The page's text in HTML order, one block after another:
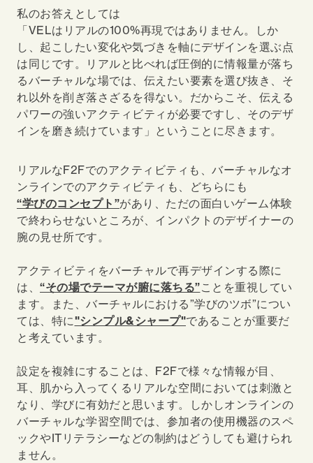
私のお答えとしては
「VELはリアルの100%再現ではありません。しか
し、起こしたい変化や気づきを軸にデザインを選ぶ点
は同じです。リアルと比べれば圧倒的に情報量が落ち
るバーチャルな場では、伝えたい要素を選び抜き、そ
れ以外を削ぎ落さざるを得ない。だからこそ、伝える
パワーの強いアクティビティが必要ですし、そのデザ
インを磨き続けています」ということに尽きます。
リアルなF2Fでのアクティビティも、バーチャルなオ
ンラインでのアクティビティも、どちらにも
“学びのコンセプト”があり、ただの面白いゲーム体験
で終わらせないところが、インパクトのデザイナーの
腕の見せ所です。
アクティビティをバーチャルで再デザインする際に
は、 “その場でテーマが腑に落ちる”ことを重視してい
ます。また、バーチャルにおける”学びのツボ”につい
ては、特に"シンプル&シャープ"であることが重要だ
と考えています。
設定を複雑にすることは、F2Fで様々な情報が目、
耳、肌から入ってくるリアルな空間においては刺激と
なり、学びに有効だと思います。しかしオンラインの
バーチャルな学習空間では、参加者の使用機器のスペ
ックやITリテラシーなどの制約はどうしても避けられ
ません。